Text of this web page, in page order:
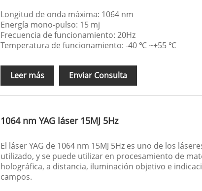
Longitud de onda máxima: 1064 nm
Energía mono-pulso: 15 mj
Frecuencia de funcionamiento: 20Hz
Temperatura de funcionamiento: -40 ℃ ~+55 ℃
Leer más Enviar Consulta
1064 nm YAG láser 15MJ 5Hz
El láser YAG de 1064 nm 15MJ 5Hz es uno de los
utilizado, y se puede utilizar en procesamiento de
holográfica, a distancia, iluminación objetivo e
campos.